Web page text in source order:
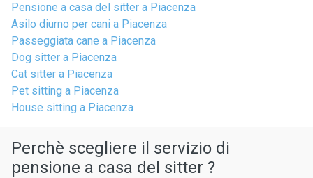
Pensione a casa del sitter a Piacenza
Asilo diurno per cani a Piacenza
Passeggiata cane a Piacenza
Dog sitter a Piacenza
Cat sitter a Piacenza
Pet sitting a Piacenza
House sitting a Piacenza
Perchè scegliere il servizio di
pensione a casa del sitter ?